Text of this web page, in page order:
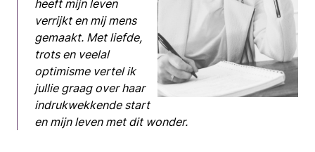
heeft mijn leven
verrijkt en mij mens
gemaakt. Met liefde,
trots en veelal
optimisme vertel ik
jullie graag over haar
indrukwekkende start
en mijn leven met dit wonder.